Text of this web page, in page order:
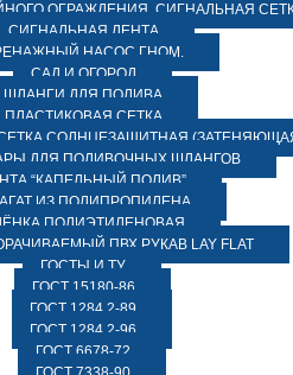
ОГРАЖДЕНИЯ, СИГНАЛЬНАЯ
СИГНАЛЬНАЯ ЛЕНТА
НАСОС ГНОМ.
САД И ОГОРОД
ШЛАНГИ ДЛЯ ПОЛИВА
ПЛАСТИКОВАЯ СЕТКА
СОЛНЦЕЗАЩИТНАЯ
ДЛЯ ПОЛИВОЧНЫХ ШЛАНГОВ
“КАПЕЛЬНЫЙ ПОЛИВ”
ИЗ ПОЛИПРОПИЛЕНА
ПОЛИЭТИЛЕНОВАЯ
ПВХ РУКАВ LAY FLAT
ГОСТЫ И ТУ
ГОСТ 15180-86
ГОСТ 1284.2-89
ГОСТ 1284.2-96
ГОСТ 6678-72